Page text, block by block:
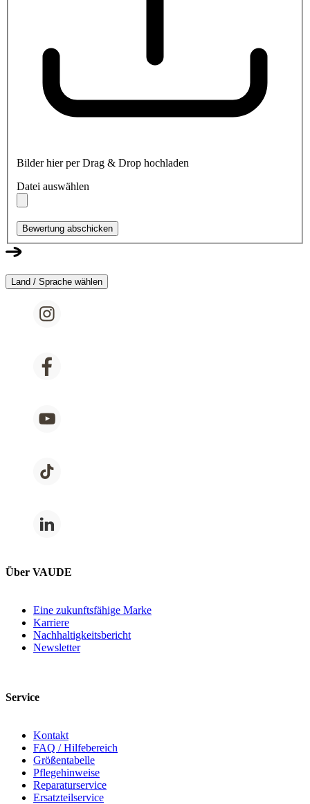
Bilder hier per Drag & Drop hochladen
Datei auswählen
Bewertung abschicken
Land / Sprache wählen
Über VAUDE
Eine zukunftsfähige Marke
Karriere
Nachhaltigkeitsbericht
Newsletter
Service
Kontakt
FAQ / Hilfebereich
Größentabelle
Pflegehinweise
Reparaturservice
Ersatzteilservice